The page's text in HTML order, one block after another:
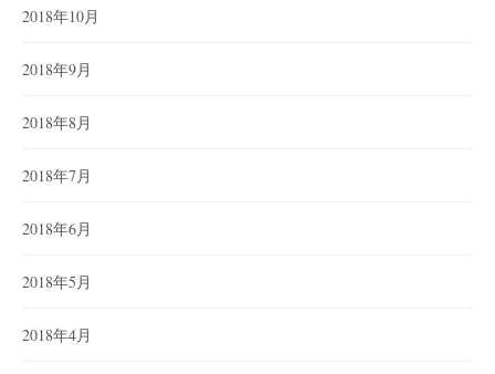
2018年10月
2018年9月
2018年8月
2018年7月
2018年6月
2018年5月
2018年4月